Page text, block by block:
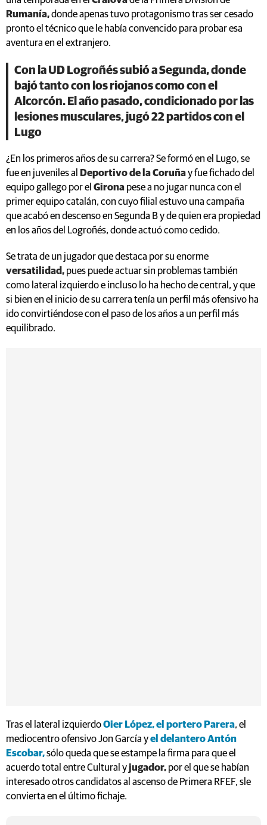
Rumanía,donde apenas tuvo protagonismo tras ser cesado
pronto el técnico que le había convencido para probar esa
aventura en el extranjero.
Con la UD Logroñés subió a Segunda, donde
bajó tanto con los riojanos como con el
Alcorcón. El año pasado, condicionado por las
lesiones musculares, jugó 22 partidos con el
Lugo
¿En los primeros años de su carrera? Se formó en el Lugo, se
fue en juveniles al
Deportivo de la Coruñay fue fichado del
equipo gallego por el Girona pese a no jugar nunca con el
primer equipo catalán, con cuyo filial estuvo una campaña
que acabó en descenso en Segunda B y de quien era propiedad
en los años del Logroñés, donde actuó como cedido.
Se trata de un jugador que destaca por su enorme
versatilidad, pues puede actuar sin problemas también
como lateral izquierdo e incluso lo ha hecho de central, y que
si bien en el inicio de su carrera tenía un perfil más ofensivo ha
ido convirtiéndose con el paso de los años a un perfil más
equilibrado.
Tras el lateral izquierdoOier López,el portero Parera, el
mediocentro ofensivo Jon García yel delantero Antón
Escobar,sólo queda que se estampe la firma para que el
acuerdo total entre Cultural yjugador, por el que se habían
interesado otros candidatos al ascenso de Primera RFEF, sle
convierta en el último fichaje.